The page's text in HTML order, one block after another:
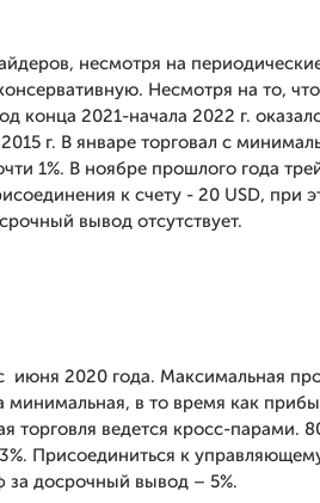
несмотря на
Несмотря на то,
конца 2021-начала 2022 г.
г. В январе торговал с
1%. В ноябре прошлого года
к счету - 20 USD, при
вывод отсутствует.
июня 2020 года. Максимальная
минимальная, в то время как
торговля ведется кросс-парами.
Присоединиться к
досрочный вывод – 5%.